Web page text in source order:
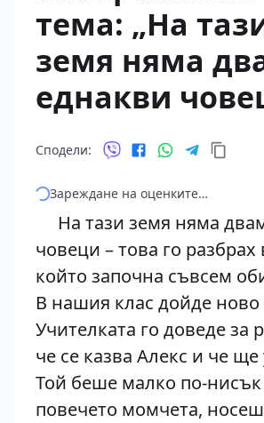
тема: „На
земя няма
еднакви
Сподели:
Зареждане на оценките…
На тази земя няма
човеци – това го
който започна съвсем
В нашия клас дойде
Учителката го доведе за
че се казва Алекс и че ще
Той беше малко по-нисък
повечето момчета,